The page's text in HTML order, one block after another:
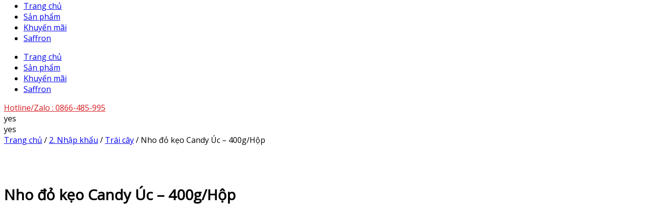
Trang chủ
Sản phẩm
Khuyến mãi
Saffron
Trang chủ
Sản phẩm
Khuyến mãi
Saffron
Hotline/Zalo : 0866-485-995
yes
yes
Trang chủ / 2. Nhập khẩu / Trái cây/ Nho đỏ kẹo Candy Úc – 400g/Hộp
Nho đỏ kẹo Candy Úc – 400g/Hộp